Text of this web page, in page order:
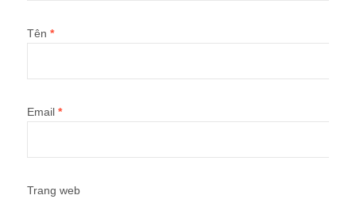
Tên *
Email *
Trang web